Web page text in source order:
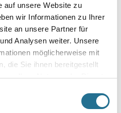
auf unsere Website zu
wir Informationen zu Ihrer
an unsere Partner für
Analysen weiter. Unsere
möglicherweise mit
die Sie ihnen bereitgestellt
Ihrer Nutzung der Dienste